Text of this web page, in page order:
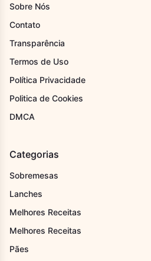
Sobre Nós
Contato
Transparência
Termos de Uso
Política Privacidade
Politica de Cookies
DMCA
Categorias
Sobremesas
Lanches
Melhores Receitas
Melhores Receitas
Pães